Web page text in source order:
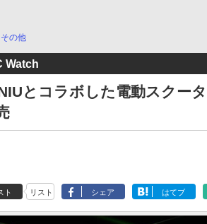
その他
Watch
とコラボした電動スクー
ト リスト シェア はてブ